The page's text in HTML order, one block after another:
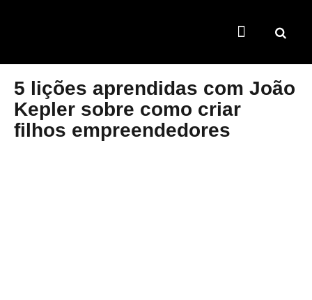
5 lições aprendidas com João
Kepler sobre como criar
filhos empreendedores